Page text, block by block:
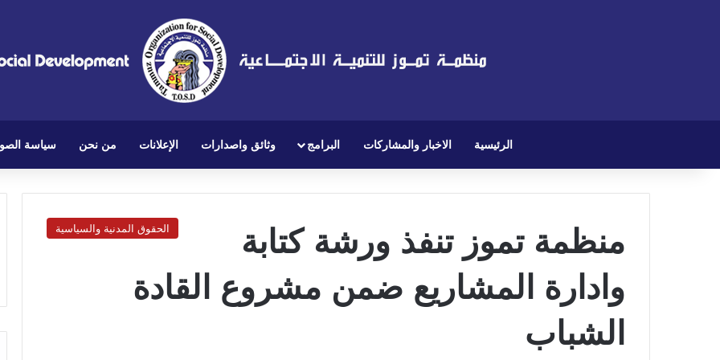
الرئيسية الاخبار والمشاركات البرامج وثائق واصدارات الإعلانات من نحن سياسة
الحقوق المدنية والسياسية
منظمة تموز تنفذ ورشة كتابة
وادارة المشاريع ضمن مشروع القادة
الشباب